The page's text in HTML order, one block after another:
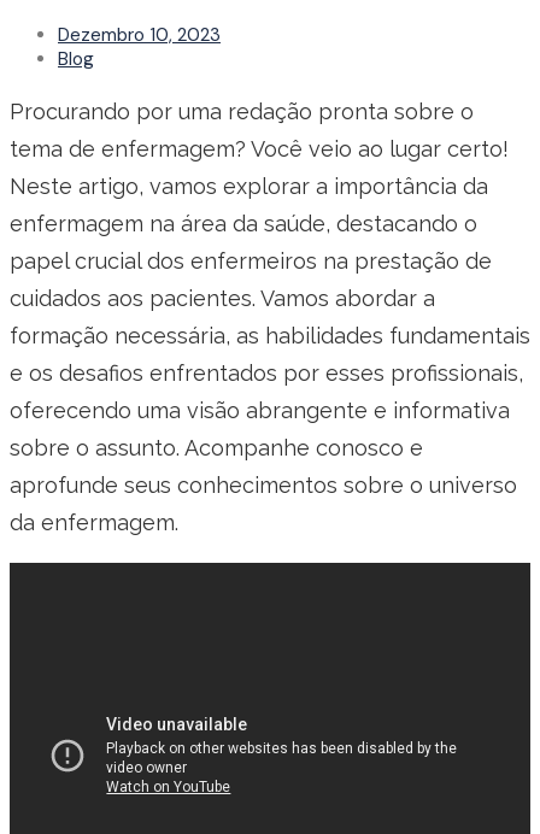
Dezembro 10, 2023
Blog
Procurando por uma redação pronta sobre o
tema de enfermagem? Você veio ao lugar certo!
Neste artigo, vamos explorar a importância da
enfermagem na área da saúde, destacando o
papel crucial dos enfermeiros na prestação de
cuidados aos pacientes. Vamos abordar a
formação necessária, as habilidades fundamentais
e os desafios enfrentados por esses profissionais,
oferecendo uma visão abrangente e informativa
sobre o assunto. Acompanhe conosco e
aprofunde seus conhecimentos sobre o universo
da enfermagem.